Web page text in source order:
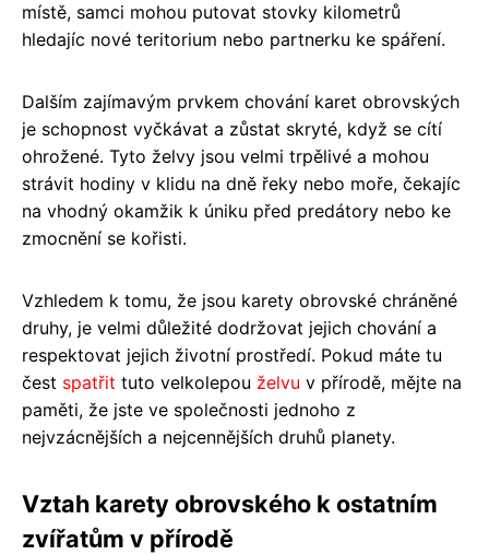
místě, samci mohou putovat stovky kilometrů
hledajíc nové teritorium nebo partnerku ke spáření.
Dalším zajímavým prvkem chování karet obrovských
je schopnost vyčkávat a zůstat skryté, když se cítí
ohrožené. Tyto želvy jsou velmi trpělivé a mohou
strávit hodiny v klidu na dně řeky nebo moře, čekajíc
na vhodný okamžik k úniku před predátory nebo ke
zmocnění se kořisti.
Vzhledem k tomu, že jsou karety obrovské chráněné
druhy, je velmi důležité dodržovat jejich chování a
respektovat jejich životní prostředí. Pokud máte tu
čest spatřit tuto velkolepou želvu v přírodě, mějte na
paměti, že jste ve společnosti jednoho z
nejvzácnějších a nejcennějších druhů planety.
Vztah karety obrovského k ostatním
zvířatům v přírodě